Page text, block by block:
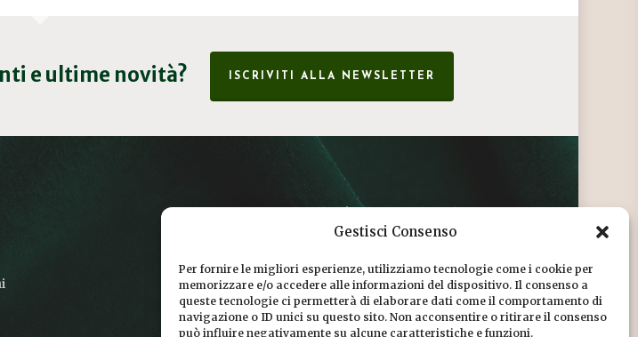
Gestisci Consenso
Per fornire le migliori esperienze, utilizziamo tecnologie come i cookie per
memorizzare e/o accedere alle informazioni del dispositivo. Il consenso a
queste tecnologie ci permetterà di elaborare dati come il comportamento di
navigazione o ID unici su questo sito. Non acconsentire o ritirare il consenso
può influire negativamente su alcune caratteristiche e funzioni.
e ultime novità? ISCRIVITI ALLA NEWSLETTER
COOKIE POLICY
DICONO DI NOI